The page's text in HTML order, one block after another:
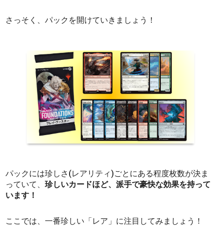
さっそく、パックを開けていきましょう！
パックには珍しさ(レアリティ)ごとにある程度枚数が決ま
っていて、珍しいカードほど、派手で豪快な効果を持って
います！
ここでは、一番珍しい「レア」に注目してみましょう！